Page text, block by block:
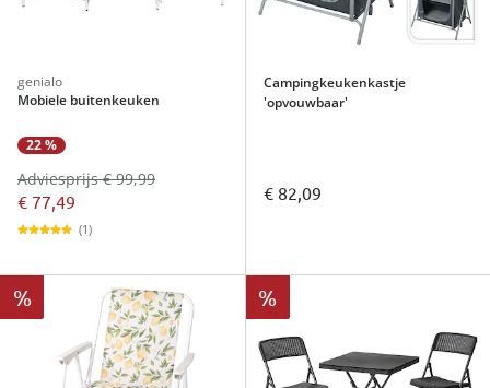
genialo
Mobiele buitenkeuken
22 %
€ 77,49
Adviesprijs € 99,99
(1)
Campingkeukenkastje
'opvouwbaar'
€ 82,09
% %